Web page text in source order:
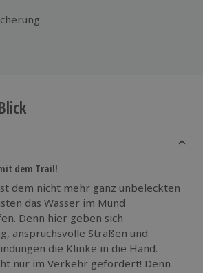
dem Trail!
dem nicht mehr ganz unbeleckten
das Wasser im Mund
Denn hier geben sich
anspruchsvolle Straßen und
die Klinke in die Hand.
nur im Verkehr gefordert! Denn